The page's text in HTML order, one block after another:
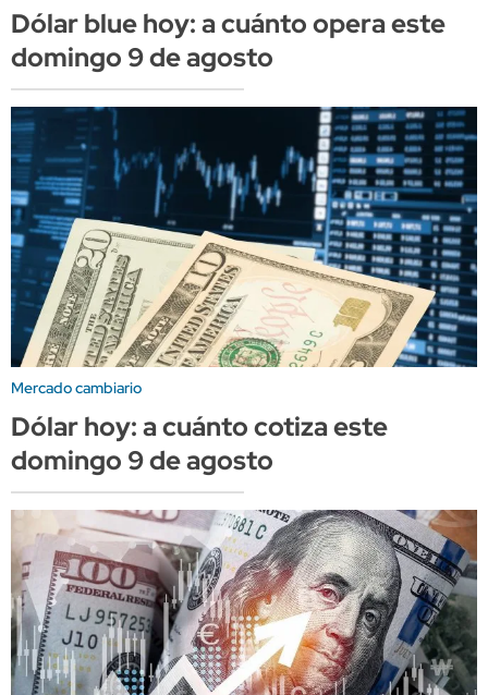
Dólar blue hoy: a cuánto opera este
domingo 9 de agosto
Mercado cambiario
Dólar hoy: a cuánto cotiza este
domingo 9 de agosto